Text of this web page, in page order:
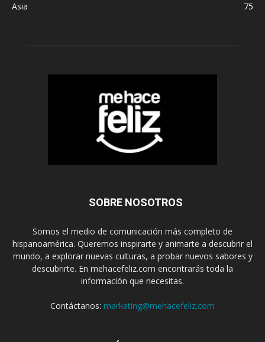
Asia
75
SOBRE NOSOTROS
Somos el medio de comunicación más completo de
hispanoamérica. Queremos inspirarte y animarte a descubrir el
mundo, a explorar nuevas culturas, a probar nuevos sabores y
descubrirte. En mehacefeliz.com encontrarás toda la
información que necesitas.
Contáctanos: marketing@mehacefeliz.com